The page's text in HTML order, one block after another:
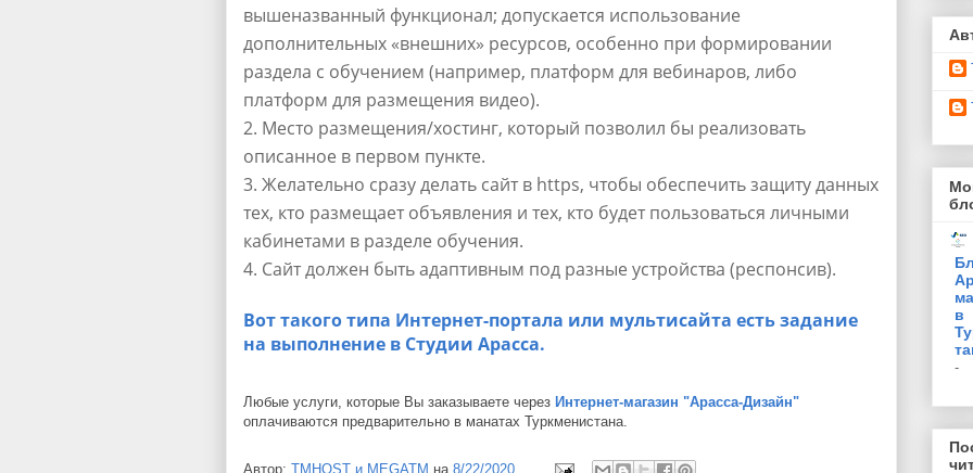
вышеназванный функционал; допускается использование
дополнительных «внешних» ресурсов, особенно при формировании
раздела с обучением (например, платформ для вебинаров, либо
платформ для размещения видео).
Место размещения/хостинг, который позволил бы реализовать
описанное в первом пункте.
Желательно сразу делать сайт в https, чтобы обеспечить защиту данных
тех, кто размещает объявления и тех, кто будет пользоваться личными
кабинетами в разделе обучения.
Сайт должен быть адаптивным под разные устройства (респонсив).
Вот такого типа Интернет-портала или мультисайта есть задание
на выполнение в Студии Арасса.
Любые услуги, которые Вы заказываете через Интернет-магазин "Арасса-Дизайн"
оплачиваются предварительно в манатах Туркменистана.
Автор: TMHOST и MEGATM на 8/22/2020
в
-